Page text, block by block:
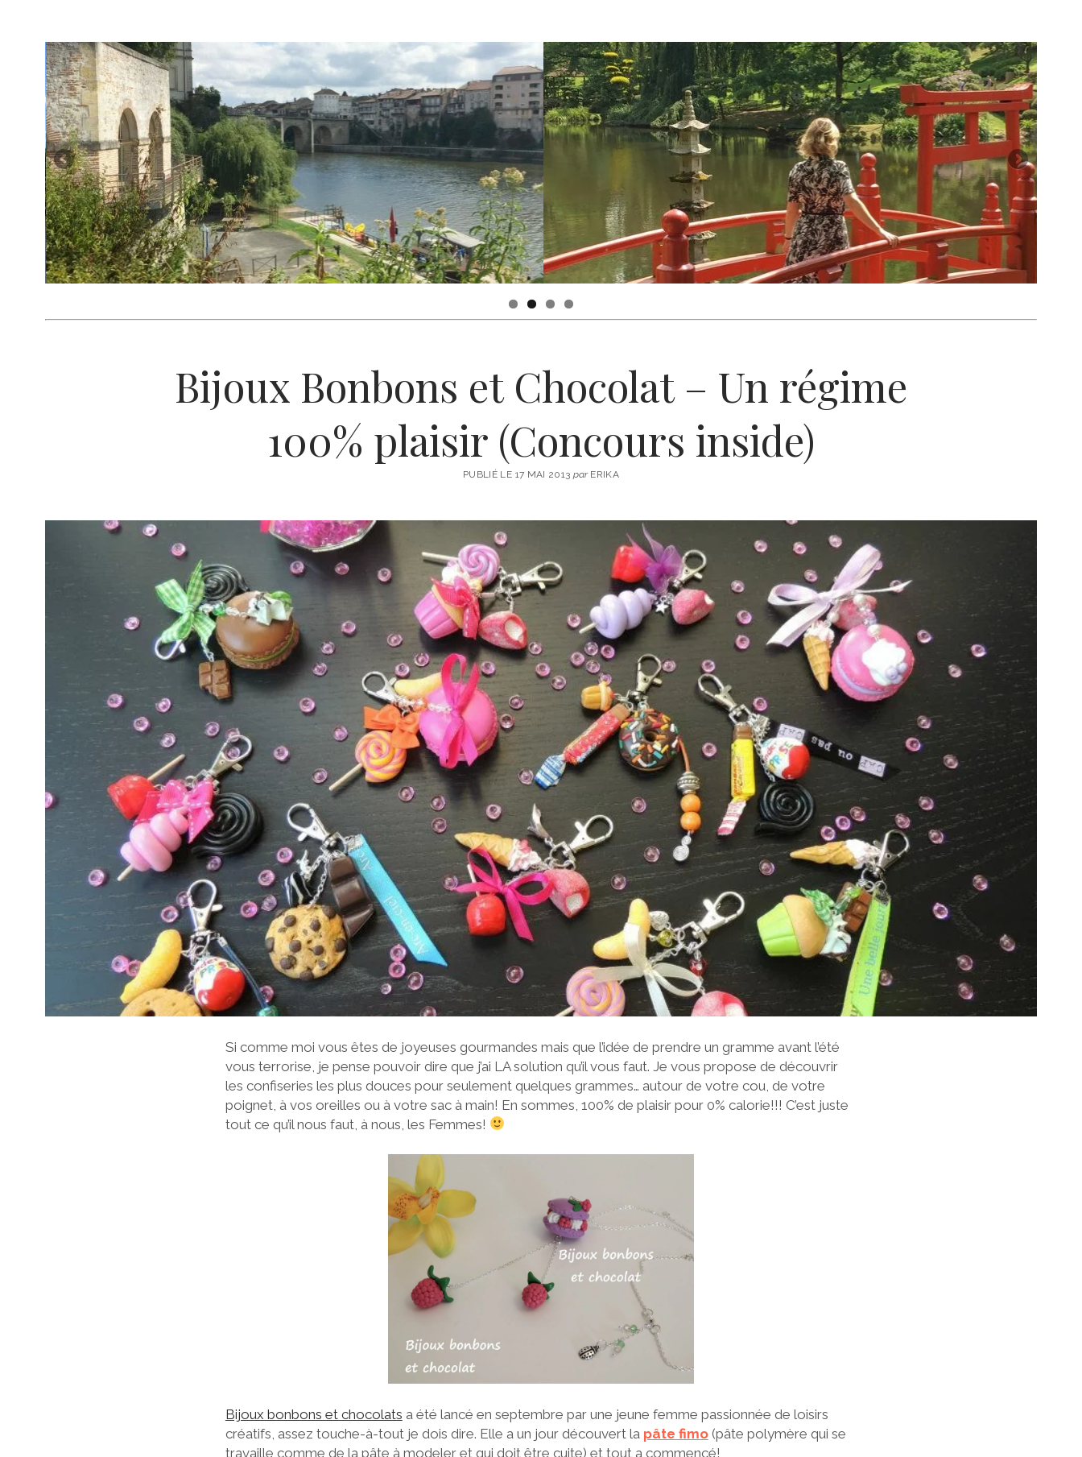
Bijoux Bonbons et Chocolat – Un régime
100% plaisir (Concours inside)
PUBLIÉ LE 17 MAI 2013 parERIKA
Si comme moi vous êtes de joyeuses gourmandes mais que l’idée de prendre un gramme avant l’été
vous terrorise, je pense pouvoir dire que j’ai LA solution qu’il vous faut. Je vous propose de découvrir
les confiseries les plus douces pour seulement quelques grammes… autour de votre cou, de votre
poignet, à vos oreilles ou à votre sac à main! En sommes, 100% de plaisir pour 0% calorie!!! C’est juste
tout ce qu’il nous faut, à nous, les Femmes!
Bijoux bonbons et chocolats a été lancé en septembre par une jeune femme passionnée de loisirs
créatifs, assez touche-à-tout je dois dire. Elle a un jour découvert la pâte fimo(pâte polymère qui se
travaille comme de la pâte à modeler et qui doit être cuite) et tout a commencé!